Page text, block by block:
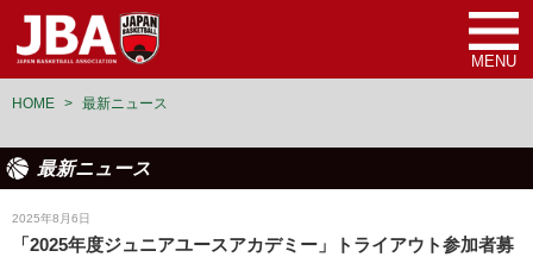
MENU
HOME > 最新ニュース
最新ニュース
2025年8月6日
「2025年度ジュニアユースアカデミー」トライアウト参加者募